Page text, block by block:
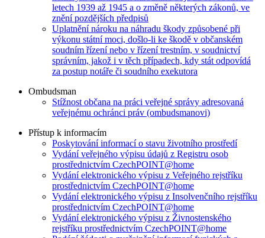
letech 1939 až 1945 a o změně některých zákonů, ve
znění pozdějších předpisů
Uplatnění nároku na náhradu škody způsobené při
výkonu státní moci, došlo-li ke škodě v občanském
soudním řízení nebo v řízení trestním, v soudnictví
správním, jakož i v těch případech, kdy stát odpovídá
za postup notáře či soudního exekutora
Ombudsman
Stížnost občana na práci veřejné správy adresovaná
veřejnému ochránci práv (ombudsmanovi)
Přístup k informacím
Poskytování informací o stavu životního prostředí
Vydání veřejného výpisu údajů z Registru osob
prostřednictvím CzechPOINT@home
Vydání elektronického výpisu z Veřejného rejstříku
prostřednictvím CzechPOINT@home
Vydání elektronického výpisu z Insolvenčního rejstříku
prostřednictvím CzechPOINT@home
Vydání elektronického výpisu z Živnostenského
rejstříku prostřednictvím CzechPOINT@home